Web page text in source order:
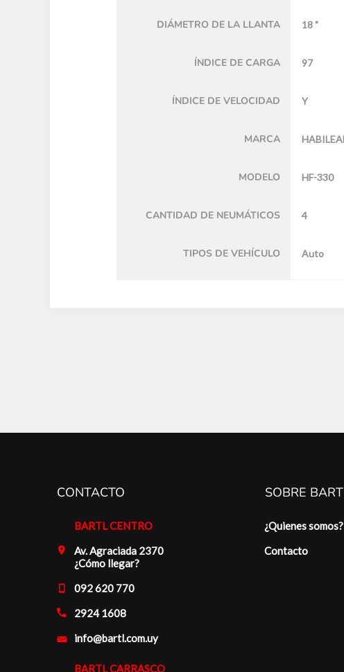
DIÁMETRO DE LA LLANTA 18 "
ÍNDICE DE CARGA 97
ÍNDICE DE VELOCIDAD Y
MARCA
MODELO HF-330
CANTIDAD DE NEUMÁTICOS 4
TIPOS DE VEHÍCULO Auto
CONTACTO
BARTL CENTRO
Av. Agraciada 2370
¿Cómo llegar?
092 620 770
2924 1608
info@bartl.com.uy
BARTL CARRASCO
SOBRE
¿Quienes somos?
Contacto